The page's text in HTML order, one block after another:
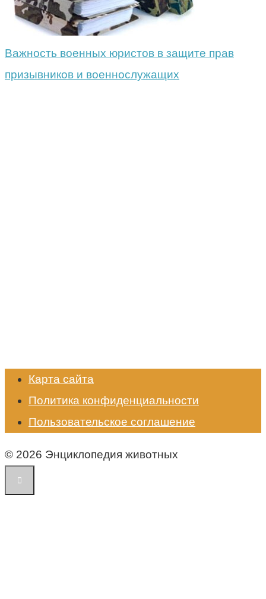
Важность военных юристов в защите прав
призывников и военнослужащих
Карта сайта
Политика конфиденциальности
Пользовательское соглашение
© 2026 Энциклопедия животных